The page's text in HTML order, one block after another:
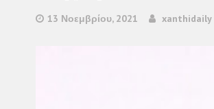
13 Νοεμβρίου, 2021 xanthidaily